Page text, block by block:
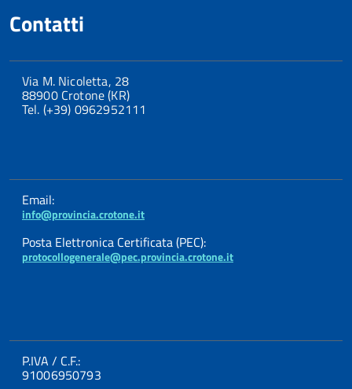
Contatti
Via M. Nicoletta, 28
88900 Crotone (KR)
Tel. (+39) 0962952111
Email:
info@provincia.crotone.it
Posta Elettronica Certificata (PEC):
protocollogenerale@pec.provincia.crotone.it
P.IVA / C.F.:
91006950793